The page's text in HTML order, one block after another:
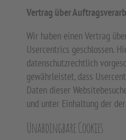
Vertrag über
Wir haben einen Vertrag
Usercentrics geschlossen.
datenschutzrechtlich
gewährleistet, dass
Daten dieser
und unter Einhaltung der
Unabdingbare Cookies